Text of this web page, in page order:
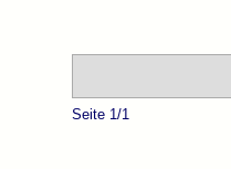
Seite 1/1